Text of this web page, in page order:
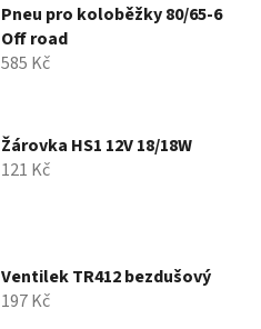
Pneu pro koloběžky 80/65-6
Off road
585 Kč
Žárovka HS1 12V 18/18W
121 Kč
Ventilek TR412 bezdušový
197 Kč